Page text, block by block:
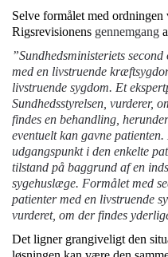
Selve formålet med ordningen
Rigsrevisionens gennemgang
”Sundhedsministeriets
med en livstruende
livstruende sygdom. Et
Sundhedsstyrelsen, vurderer,
findes en behandling,
eventuelt kan gavne
udgangspunkt i den enkelte
tilstand på baggrund af en
sygehuslæge. Formålet med
patienter med en livstruende
vurderet, om der findes
Det ligner grangiveligt den